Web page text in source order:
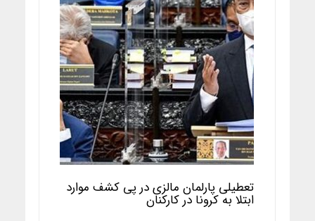
تعطیلی پارلمان مالزی در پی کشف موارد
ابتلا به کرونا در کارکنان